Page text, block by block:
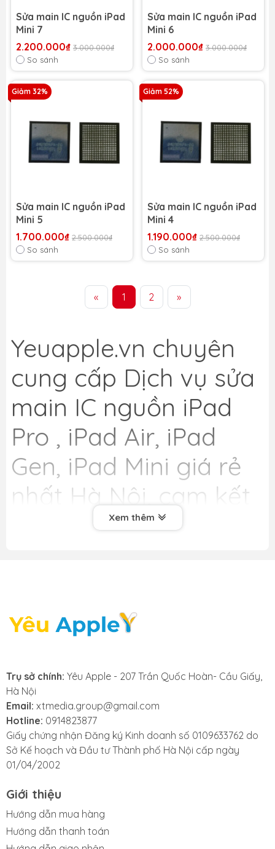
Sửa main IC nguồn iPad
Mini 7
2.200.000₫ 3.000.000₫
So sánh
Sửa main IC nguồn iPad
Mini 6
2.000.000₫ 3.000.000₫
So sánh
Giảm 32%
Sửa main IC nguồn iPad
Mini 5
1.700.000₫ 2.500.000₫
So sánh
Giảm 52%
Sửa main IC nguồn iPad
Mini 4
1.190.000₫ 2.500.000₫
So sánh
« 1 2 »
Yeuapple.vn chuyên
cung cấp Dịch vụ sửa
main IC nguồn iPad
Pro , iPad Air, iPad
Gen, iPad Mini giá rẻ
nhất Hà Nội, cam kết
uy tín, chất lượng
main IC nguồn iPad
nhanh chóng, chuyên
nghiệp, đảm bảo sửa
nhanh lấy ngay. Với
cam kết linh kiện
chính hãng ,
Yeuapple.vn
chọn số một cho dịch
Xem thêm
Trụ sở chính: Yêu Apple - 207 Trần Quốc Hoàn- Cầu Giấy,
Hà Nội
Email: xtmedia.group@gmail.com
Hotline: 0914823877
Giấy chứng nhận Đăng ký Kinh doanh số 0109633762 do
Sở Kế hoạch và Đầu tư Thành phố Hà Nội cấp ngày
01/04/2002
Giới thiệu
Hướng dẫn mua hàng
Hướng dẫn thanh toán